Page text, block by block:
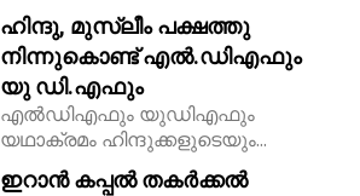
ഹിന്ദു, മുസ്ലീം പക്ഷത്തു
നിന്നുകൊണ്ട് എൽ.ഡിഎഫും
യു ഡി.എഫും
എൽഡിഎഫും യുഡിഎഫും
യഥാക്രമം ഹിന്ദുക്കളുടെയും...
ഇറാൻ കപ്പൽ തകർക്കൽ